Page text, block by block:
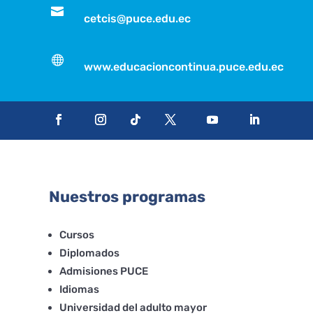

cetcis@puce.edu.ec

www.educacioncontinua.puce.edu.ec
Nuestros programas
Cursos
Diplomados
Admisiones PUCE
Idiomas
Universidad del adulto mayor